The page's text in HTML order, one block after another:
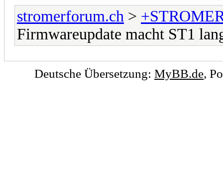
stromerforum.ch >
Firmwareupdate macht ST1
Deutsche Übersetzung: MyBB.de,